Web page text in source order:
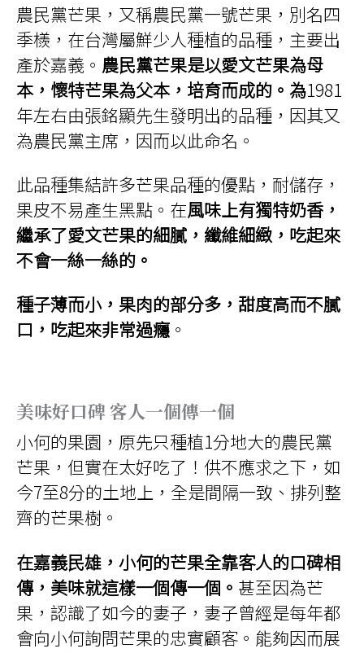
農民黨芒果，又稱農民黨一號芒果，別名四
季檨，在台灣屬鮮少人種植的品種，主要出
產於嘉義。 農民黨芒果是以愛文芒果為母
本，懷特芒果為父本，培育而成的。為1981
年左右由張銘顯先生發明出的品種，因其又
為農民黨主席，因而以此命名。
此品種集結許多芒果品種的優點，耐儲存，
果皮不易產生黑點。在風味上有獨特奶香，
繼承了愛文芒果的細膩，纖維細緻，吃起來
不會一絲一絲的。
種子薄而小，果肉的部分多，甜度高而不膩
口，吃起來非常過癮 。
美味好口碑 客人一個傳一個
小何的果園，原先只種植1分地大的農民黨
芒果，但實在太好吃了！供不應求之下，如
今7至8分的土地上，全是間隔一致、排列整
齊的芒果樹。
在嘉義民雄，小何的芒果全靠客人的口碑相
傳，美味就這樣一個傳一個。 甚至因為芒
果，認識了如今的妻子，妻子曾經是每年都
會向小何詢問芒果的忠實顧客。能夠因而展